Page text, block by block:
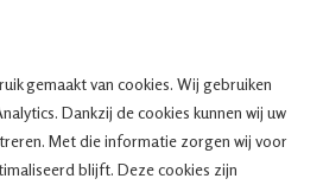
gemaakt van cookies. Wij gebruiken
Dankzij de cookies kunnen wij uw
Met die informatie zorgen wij voor
blijft. Deze cookies zijn